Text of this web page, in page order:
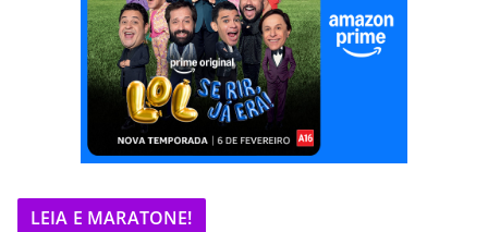
LEIA E MARATONE!